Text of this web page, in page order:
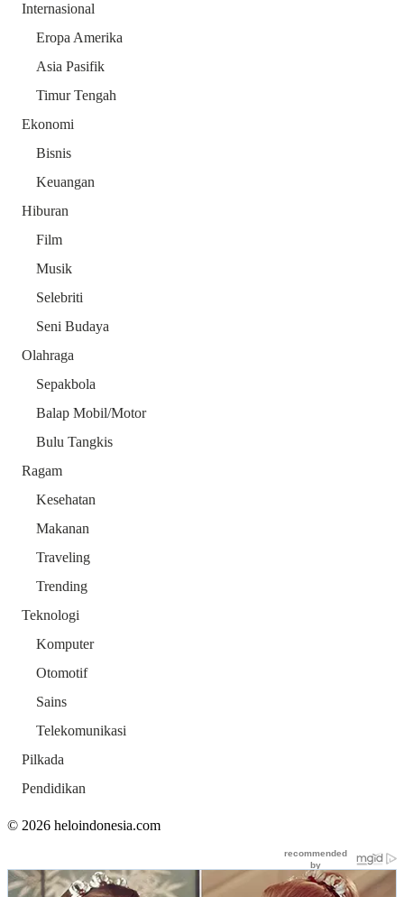
Internasional
Eropa Amerika
Asia Pasifik
Timur Tengah
Ekonomi
Bisnis
Keuangan
Hiburan
Film
Musik
Selebriti
Seni Budaya
Olahraga
Sepakbola
Balap Mobil/Motor
Bulu Tangkis
Ragam
Kesehatan
Makanan
Traveling
Trending
Teknologi
Komputer
Otomotif
Sains
Telekomunikasi
Pilkada
Pendidikan
© 2026 heloindonesia.com